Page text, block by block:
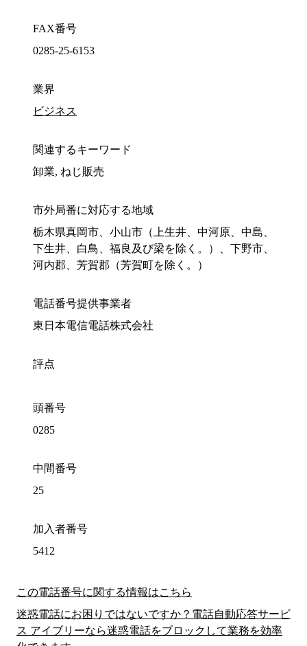
FAX番号
0285-25-6153
業界
ビジネス
関連するキーワード
卸業, ねじ販売
市外局番に対応する地域
栃木県真岡市、小山市（上生井、中河原、中島、
下生井、白鳥、福良及び梁を除く。）、下野市、
河内郡、芳賀郡（芳賀町を除く。）
電話番号提供事業者
東日本電信電話株式会社
評点
頭番号
0285
中間番号
25
加入者番号
5412
この電話番号に関する情報はこちら
迷惑電話にお困りではないですか？電話自動応答サービ
ス アイブリーなら迷惑電話をブロックして業務を効率